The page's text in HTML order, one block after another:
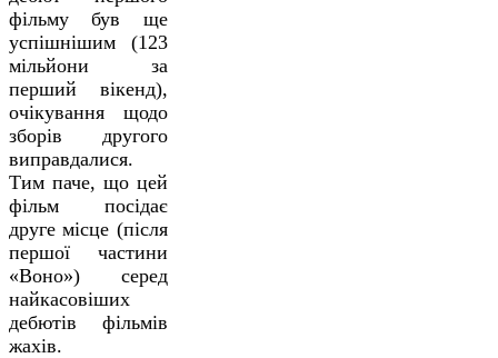
фільму був ще
успішнішим (123
мільйони за
перший вікенд),
очікування щодо
зборів другого
виправдалися.
Тим паче, що цей
фільм посідає
друге місце (після
першої частини
«Воно») серед
найкасовіших
дебютів фільмів
жахів.